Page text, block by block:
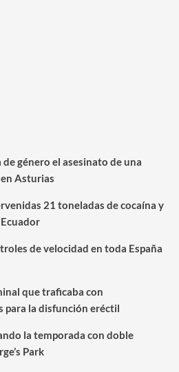
género el asesinato de una
Asturias
21 toneladas de cocaína y
de velocidad en toda España
que traficaba con
para la disfunción eréctil
la temporada con doble
Park